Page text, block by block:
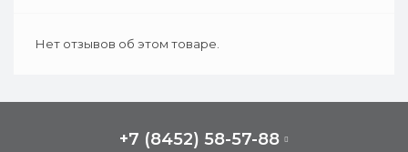
Нет отзывов об этом товаре.
+7 (8452) 58-57-88